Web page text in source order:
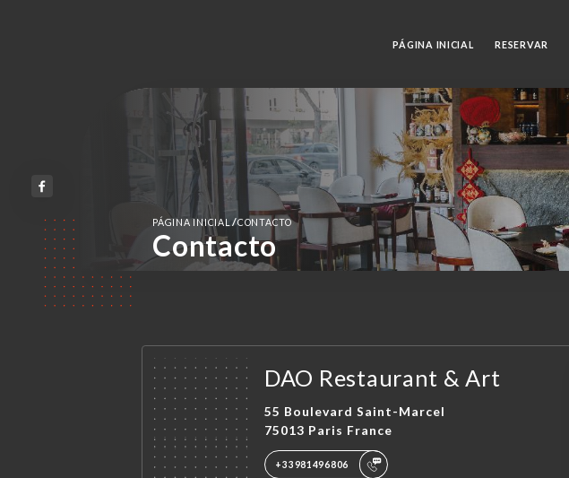
PÁGINA INICIAL RESERVAR
PÁGINA INICIAL/CONTACTO
Contacto
DAO Restaurant & Art
55 Boulevard Saint-Marcel
75013 Paris France
+33981496806